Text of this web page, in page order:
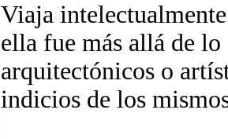
Viaja
ella fue más allá de
arquitectónicos o
indicios de los